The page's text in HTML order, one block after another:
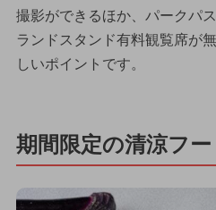
撮影ができるほか、パークパ
ランドスタンド有料観覧席が
しいポイントです。
期間限定の清涼フ